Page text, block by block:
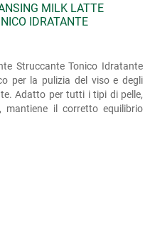
MILK LATTE
IDRATANTE
Struccante Tonico Idratante
per la pulizia del viso e degli
Adatto per tutti i tipi di pelle,
mantiene il corretto equilibrio